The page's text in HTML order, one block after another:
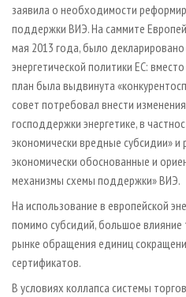
заявила о необходимости
поддержки ВИЭ. На саммите
мая 2013 года, было
энергетической политики ЕС:
план была выдвинута
совет потребовал внести
господдержки энергетике, в
экономически вредные субсидии»
экономически обоснованные и
механизмы схемы поддержки» ВИЭ.
На использование в европейской
помимо субсидий, большое влияние
рынке обращения единиц
сертификатов.
В условиях коллапса системы